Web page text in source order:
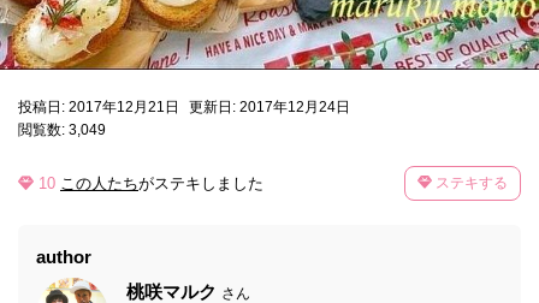
投稿日: 2017年12月21日
更新日: 2017年12月24日
閲覧数: 3,049
10 この人たちがステキしました ステキする
author
桃咲マルク さん